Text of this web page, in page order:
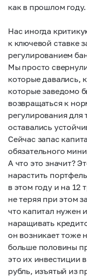
как в прошлом году.
Нас иногда
к ключевой ставке
регулированием
Мы просто
которые давались,
которые заведомо
возвращаться к
регулирования для
оставались
Сейчас запас
обязательного
А что это значит?
нарастить
в этом году и на 12
не теряя при этом
что капитал нужен
наращивать
он возникает тоже
больше половины
это их инвестиции
рубль, изъятый из